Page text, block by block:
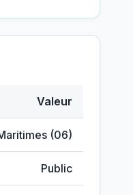
Valeur
(06)
Public